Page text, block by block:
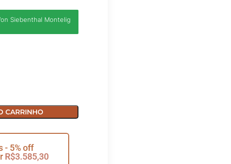
Siebenthal Montelig
CARRINHO
- 5% off
R$3.585,30